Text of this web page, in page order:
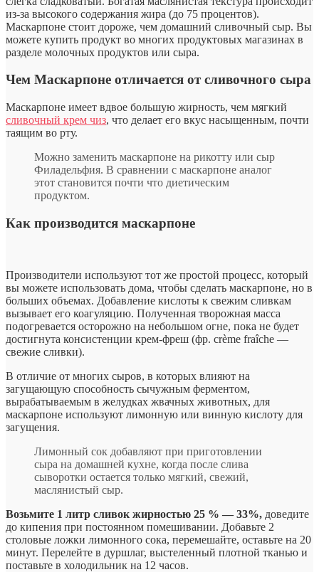
из-за высокого содержания жира (до 75 процентов).
Маскарпоне стоит дороже, чем домашний сливочный сыр. Вы
можете купить продукт во многих продуктовых магазинах в
разделе молочных продуктов или сыра.
Чем Маскарпоне отличается от сливочного сыра
Маскарпоне имеет вдвое большую жирность, чем мягкий
сливочный крем чиз, что делает его вкус насыщенным, почти
таящим во рту.
Можно заменить маскарпоне на рикотту или сыр
Филадельфия. В сравнении с маскарпоне аналог
этот становится почти что диетическим
продуктом.
Как производится маскарпоне
Производители используют тот же простой процесс, который
вы можете использовать дома, чтобы сделать маскарпоне, но в
больших объемах. Добавление кислоты к свежим сливкам
вызывает его коагуляцию. Полученная творожная масса
подогревается осторожно на небольшом огне, пока не будет
достигнута консистенции крем-фреш (фр. crème fraîche —
свежие сливки).
В отличие от многих сыров, в которых влияют на
загущающую способность сычужным ферментом,
вырабатываемым в желудках жвачных животных, для
маскарпоне используют лимонную или винную кислоту для
загущения.
Лимонный сок добавляют при приготовлении
сыра на домашней кухне, когда после слива
сыворотки остается только мягкий, свежий,
маслянистый сыр.
Возьмите 1 литр сливок жирностью 25 % — 33%, доведите
до кипения при постоянном помешивании. Добавьте 2
столовые ложки лимонного сока, перемешайте, оставьте на 20
минут. Перелейте в дуршлаг, выстеленный плотной тканью и
поставьте в холодильник на 12 часов.